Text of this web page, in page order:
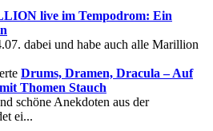
live im Tempodrom: Ein
dabei und habe auch alle Marillion
Drums, Dramen, Dracula – Auf
Thomen Stauch
schöne Anekdoten aus der
ei...